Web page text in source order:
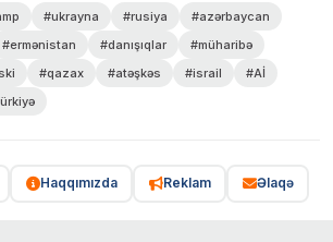
#ukrayna #rusiya
#azərbaycan
#ermənistan #danışıqlar
#müharibə
#qazax #atəşkəs #israil
#Aİ
Haqqımızda Reklam Əlaqə